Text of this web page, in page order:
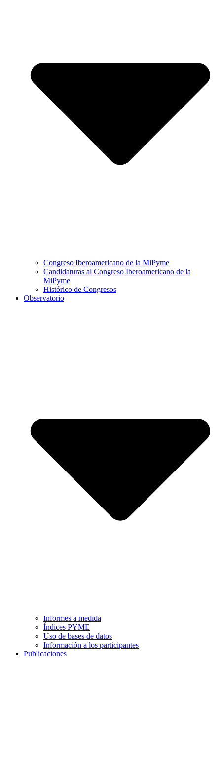
Congreso Iberoamericano de la MiPyme
Candidaturas al Congreso Iberoamericano de la
MiPyme
Histórico de Congresos
Observatorio
Informes a medida
Índices PYME
Uso de bases de datos
Información a los participantes
Publicaciones